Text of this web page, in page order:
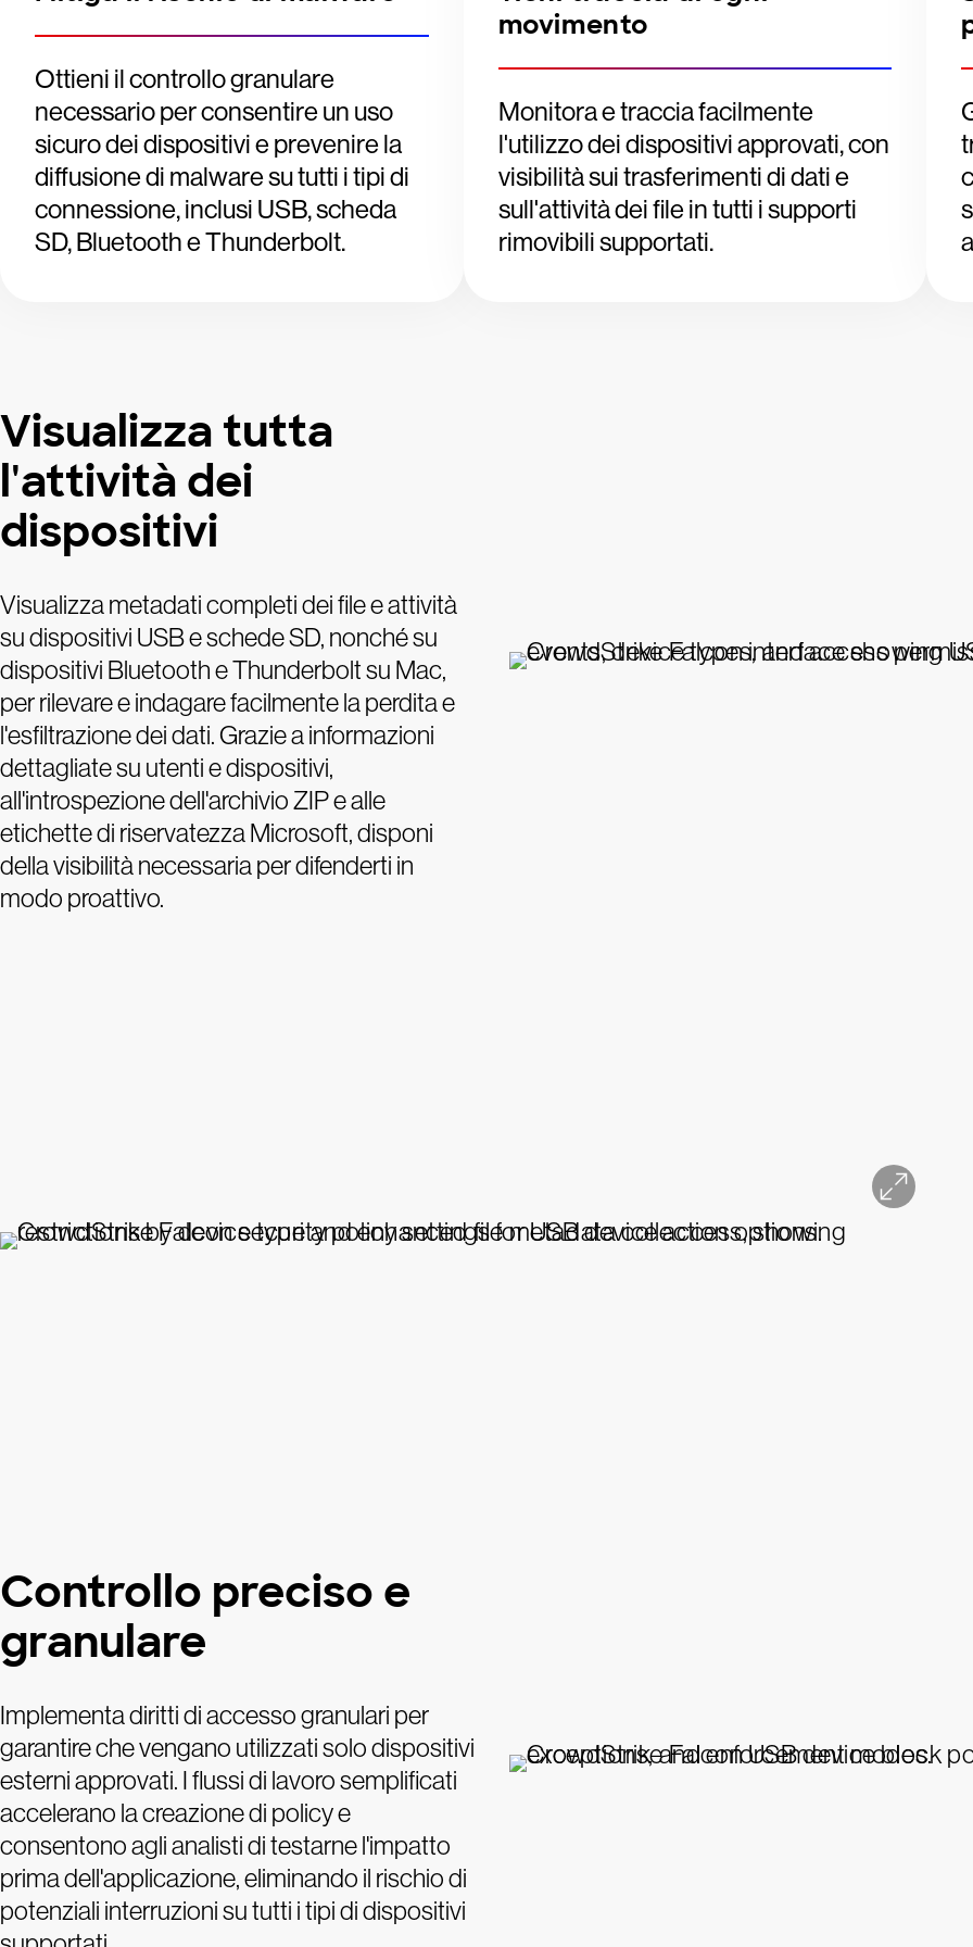
Ottieni il controllo granulare
necessario per consentire un uso
sicuro dei dispositivi e prevenire la
diffusione di malware su tutti i tipi di
connessione, inclusi USB, scheda
SD, Bluetooth e Thunderbolt.
movimento
Monitora e traccia facilmente
l'utilizzo dei dispositivi approvati, con
visibilità sui trasferimenti di dati e
sull'attività dei file in tutti i supporti
rimovibili supportati.
Visualizza tutta
l'attività dei
dispositivi
Visualizza metadati completi dei file e attività
su dispositivi USB e schede SD, nonché su
dispositivi Bluetooth e Thunderbolt su Mac,
per rilevare e indagare facilmente la perdita e
l'esfiltrazione dei dati. Grazie a informazioni
dettagliate su utenti e dispositivi,
all'introspezione dell'archivio ZIP e alle
etichette di riservatezza Microsoft, disponi
della visibilità necessaria per difenderti in
modo proattivo.
Controllo preciso e
granulare
Implementa diritti di accesso granulari per
garantire che vengano utilizzati solo dispositivi
esterni approvati. I flussi di lavoro semplificati
accelerano la creazione di policy e
consentono agli analisti di testarne l'impatto
prima dell'applicazione, eliminando il rischio di
potenziali interruzioni su tutti i tipi di dispositivi